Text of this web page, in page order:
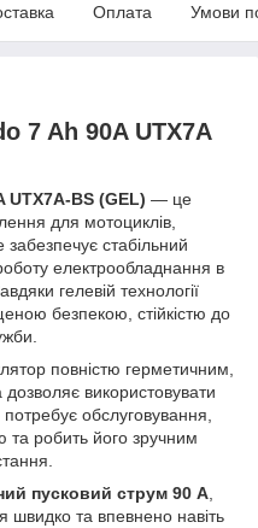
Оплата Умови
7 Ah 90A UTX7A
UTX7A-BS (GEL) — це
для мотоциклів,
забезпечує стабільний
електрообладнання в
гелевій технології
безпекою, стійкістю до
повністю герметичним,
дозволяє використовувати
обслуговування,
та робить його зручним
пусковий струм 90 А,
швидко та впевнено навіть